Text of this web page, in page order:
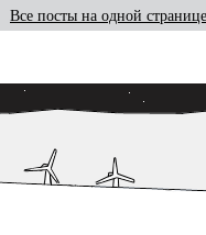
Все посты на одной странице